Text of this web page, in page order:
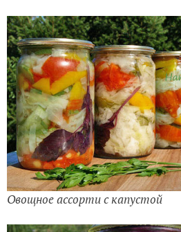
Овощное ассорти с капустой